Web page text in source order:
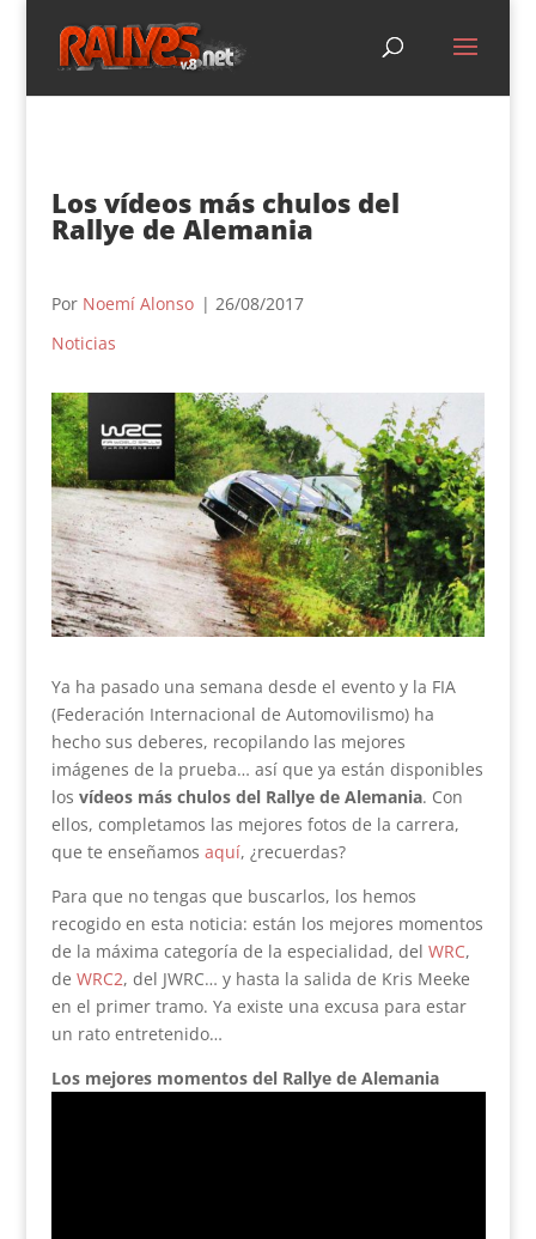
Los vídeos más chulos del
Rallye de Alemania
Por Noemí Alonso | 26/08/2017
Noticias
Ya ha pasado una semana desde el evento y la FIA
(Federación Internacional de Automovilismo) ha
hecho sus deberes, recopilando las mejores
imágenes de la prueba… así que ya están disponibles
los vídeos más chulos del Rallye de Alemania. Con
ellos, completamos las mejores fotos de la carrera,
que te enseñamos aquí, ¿recuerdas?
Para que no tengas que buscarlos, los hemos
recogido en esta noticia: están los mejores momentos
de la máxima categoría de la especialidad, del WRC,
de WRC2, del JWRC… y hasta la salida de Kris Meeke
en el primer tramo. Ya existe una excusa para estar
un rato entretenido…
Los mejores momentos del Rallye de Alemania